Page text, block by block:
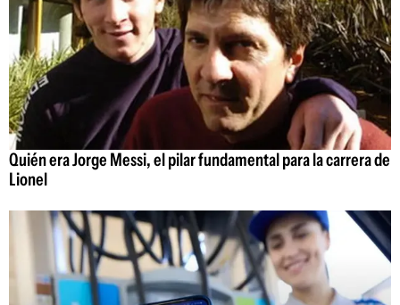
Quién era Jorge Messi, el pilar fundamental para la carrera de
Lionel